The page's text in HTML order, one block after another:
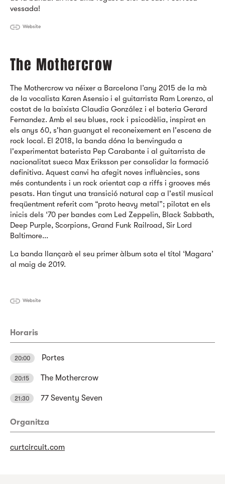
vessada!
Website
The Mothercrow
The Mothercrow va néixer a Barcelona l’any 2015 de la mà
de la vocalista Karen Asensio i el guitarrista Ram Lorenzo, al
costat de la baixista Claudia González i el bateria Gerard
Fernandez. Amb el seu blues, rock i psicodèlia, inspirat en
els anys 60, s'han guanyat el reconeixement en l'escena de
rock local. El 2018, la banda dóna la benvinguda a
l'experimentat baterista Pep Carabante i al guitarrista de
nacionalitat sueca Max Eriksson per consolidar la formació
definitiva. Aquest canvi ha afegit noves influències, sons
més contundents i un rock orientat cap a riffs i grooves més
pesats. Han tingut una transició natural cap a l'estil musical
freqüentment referit com “proto heavy metal”; pilotat en els
inicis dels ‘70 per bandes com Led Zeppelin, Black Sabbath,
Deep Purple, Scorpions, Grand Funk Railroad, Sir Lord
Baltimore...
La banda llançarà el seu primer àlbum sota el títol ‘Magara’
al maig de 2019.
Website
Horaris
20:00 Portes
20:15 The Mothercrow
21:30 77 Seventy Seven
Organitza
curtcircuit.com